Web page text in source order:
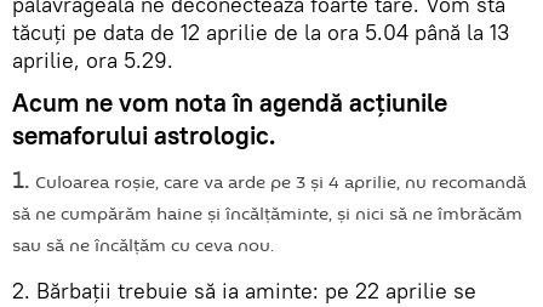
tăcuți pe data de 12 aprilie de la ora 5.04 până la 13
aprilie, ora 5.29.
Acum ne vom nota în agendă acțiunile
semaforului astrologic.
1. Culoarea roșie, care va arde pe 3 și 4 aprilie, nu recomandă
să ne cumpărăm haine și încălțăminte, și nici să ne îmbrăcăm
sau să ne încălțăm cu ceva nou.
2. Bărbații trebuie să ia aminte: pe 22 aprilie se